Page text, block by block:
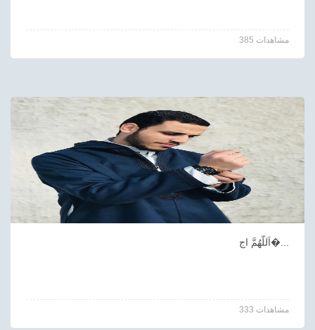
385 مشاهدات
اَللّهُمَّ اج�...
333 مشاهدات